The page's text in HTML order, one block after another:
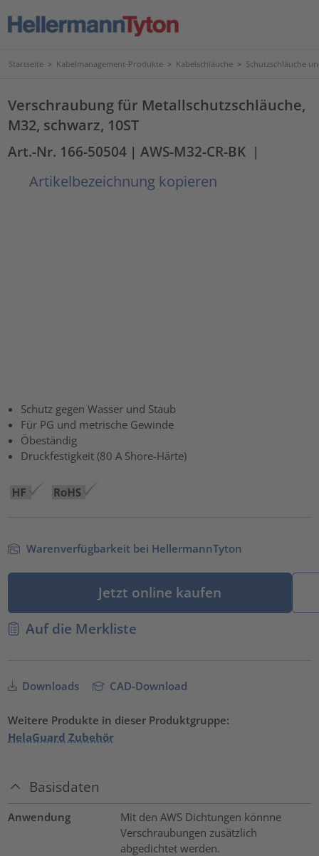
Startseite > Kabelmanagement-Produkte > Kabelschläuche > Schutzschläuche
Verschraubung für Metallschutzschläuche,
M32, schwarz, 10ST
Art.-Nr. 166-50504 | AWS-M32-CR-BK |
Artikelbezeichnung kopieren
Schutz gegen Wasser und Staub
Für PG und metrische Gewinde
Öbeständig
Druckfestigkeit (80 A Shore-Härte)
Warenverfügbarkeit bei HellermannTyton
Jetzt online kaufen
Auf die Merkliste
Downloads CAD-Download
Weitere Produkte in dieser Produktgruppe:
HelaGuard Zubehör
Basisdaten
Anwendung
Mit den AWS Dichtungen könnne
Verschraubungen zusätzlich
abgedichtet werden.